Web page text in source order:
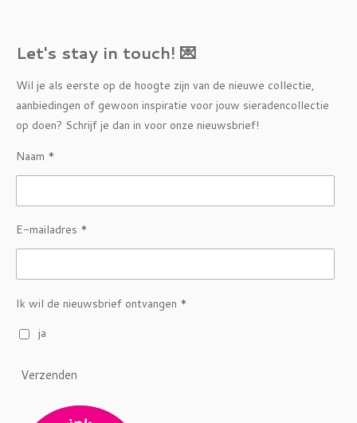
Let's stay in touch! 💌
Wil je als eerste op de hoogte zijn van de nieuwe collectie,
aanbiedingen of gewoon inspiratie voor jouw sieradencollectie
op doen? Schrijf je dan in voor onze nieuwsbrief!
Naam *
E-mailadres *
Ik wil de nieuwsbrief ontvangen *
ja
Verzenden